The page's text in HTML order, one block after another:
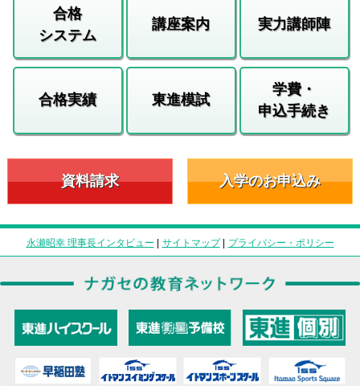
合格
システム
講座案内 実力講師陣
合格実績 東進模試
学費・
申込手続き
資料請求 入学のお申込み
永瀬昭幸 理事長インタビュー | サイトマップ| プライバシー・ポリシー